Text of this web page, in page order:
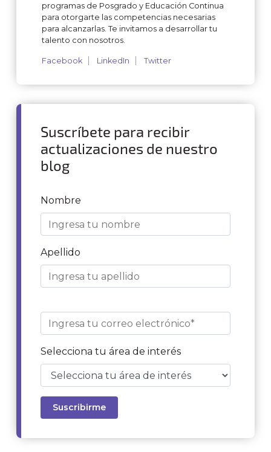
programas de Posgrado y Educación Continua
para otorgarte las competencias necesarias
para alcanzarlas. Te invitamos a desarrollar tu
talento con nosotros.
Facebook LinkedIn Twitter
Suscríbete para recibir
actualizaciones de nuestro
blog
Nombre
Apellido
Selecciona tu área de interés